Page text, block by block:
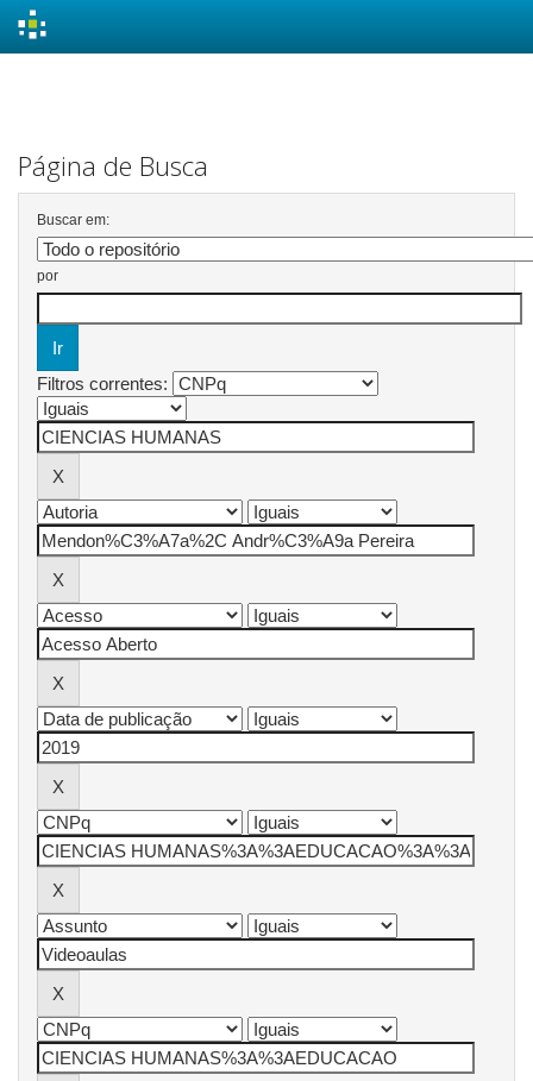
Página de Busca
Buscar em:
por
Filtros correntes: